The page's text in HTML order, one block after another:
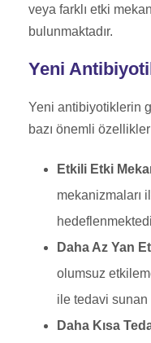
veya farklı etki
bulunmaktadır.
Yeni
Yeni antibiyotiklerin
bazı önemli
Etkili Etki
mekanizmaları
Daha Az Yan
olumsuz
ile tedavi
Daha Kısa